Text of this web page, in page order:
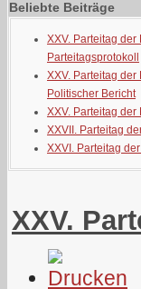
Beliebte Beiträge
XXV. Parteitag der
Parteitagsprotokoll
XXV. Parteitag der
Politischer Bericht
XXV. Parteitag der
XXVII. Parteitag
XXVI. Parteitag
XXV.